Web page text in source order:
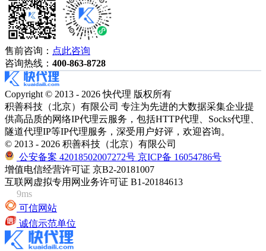
售前咨询： 点此咨询
咨询热线： 400-863-8728
Copyright © 2013 - 2026 快代理 版权所有
积善科技（北京）有限公司 专注为先进的大数据采集企业提
供高品质的网络IP代理云服务，包括HTTP代理、Socks代理、
隧道代理IP等IP代理服务，深受用户好评，欢迎咨询。
© 2013 - 2026 积善科技（北京）有限公司
公安备案 42018502007272号 京ICP备 16054786号
增值电信经营许可证 京B2-20181007
互联网虚拟专用网业务许可证 B1-20184613
9ms
可信网站
诚信示范单位